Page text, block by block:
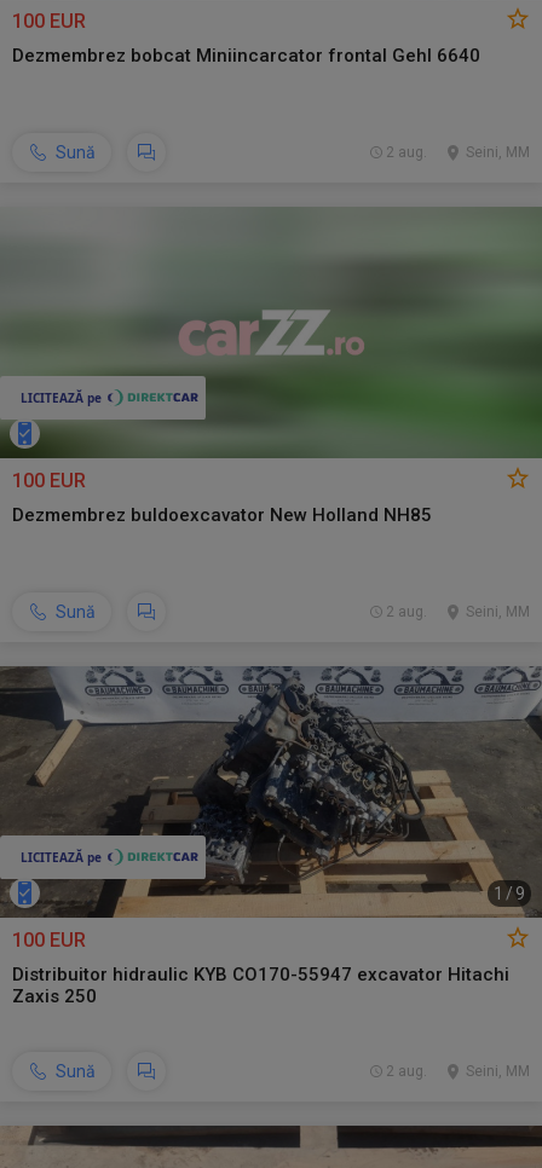
100 EUR
Dezmembrez bobcat Miniincarcator frontal Gehl 6640
Sună Seini, MM
2 aug.
100 EUR
Dezmembrez buldoexcavator New Holland NH85
Sună Seini, MM
2 aug.
1 / 9
100 EUR
Distribuitor hidraulic KYB CO170-55947 excavator Hitachi
Zaxis 250
Sună Seini, MM
2 aug.